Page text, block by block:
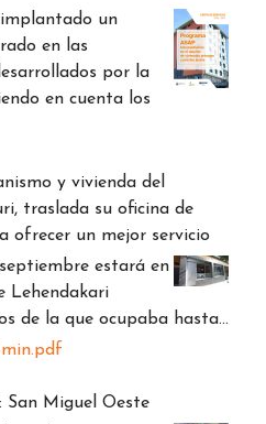
un
en las
por la
en cuenta los
y vivienda del
traslada su oficina de
ofrecer un mejor servicio
estará en
Lehendakari
de la que ocupaba hasta…
San Miguel Oeste